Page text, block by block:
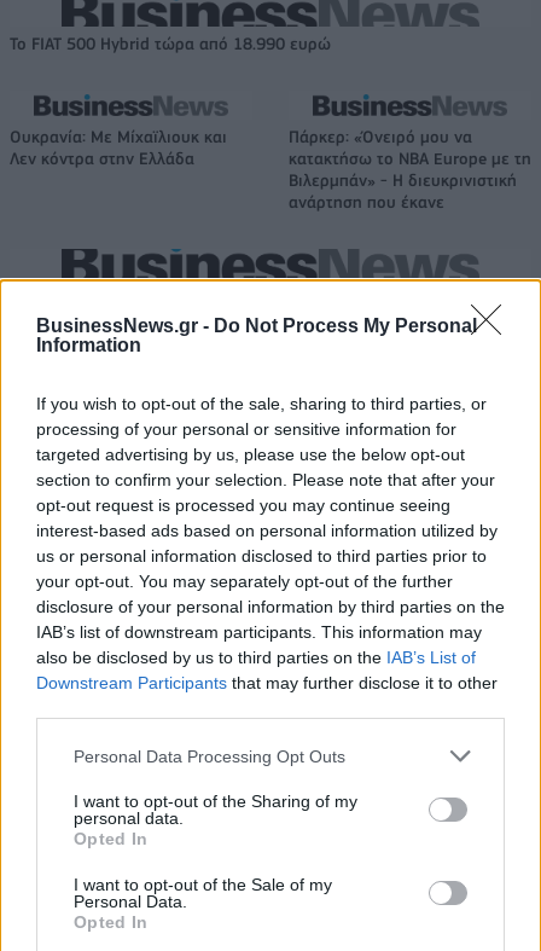
BusinessNews.gr - Do Not Process My Personal
Information
If you wish to opt-out of the sale, sharing to third parties, or
processing of your personal or sensitive information for
targeted advertising by us, please use the below opt-out
section to confirm your selection. Please note that after your
opt-out request is processed you may continue seeing
interest-based ads based on personal information utilized by
us or personal information disclosed to third parties prior to
your opt-out. You may separately opt-out of the further
disclosure of your personal information by third parties on the
IAB’s list of downstream participants. This information may
also be disclosed by us to third parties on the IAB’s List of
Downstream Participants that may further disclose it to other
Personal Data Processing Opt Outs
I want to opt-out of the Sharing of my
personal data.
Opted In
I want to opt-out of the Sale of my
Personal Data.
Opted In
Το FIAT 500 Hybrid τώρα από 18.990 ευρώ
Ουκρανία: Με Μίχαϊλιουκ και
Λεν κόντρα στην Ελλάδα
Πάρκερ: «Όνειρό μου να
κατακτήσω το ΝΒΑ Europe με τη
Βιλερμπάν» - Η διευκρινιστική
ανάρτηση που έκανε
εκατ. ευρώ τα EBITDA
Viohalco: Αυξημένος κατά 14%
ο τζίρος στο α' εξάμηνο, στα 4,3
δισ. ευρώ – Στα 446 εκατ. ευρώ
τα EBITDA
ΥΠΕΘΟΟ: Νέες επενδύσεις 1
δισ. ευρώ ως το 2028 για την
Ενέργεια
Η συμφωνία Arval-Athlon αναδιαμορφώνει την αγορά leasing
VW: Η δύσκολη εξίσωση της
18η συνεχόμενη χρονιά για τον
Alpha Bank: Για πρώτη φορά το Αρχαίο Θέατρο Επιδαύρου άνοιξε τις
πύλες του σε όλους